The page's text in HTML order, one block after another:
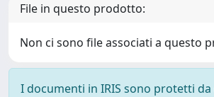
File in questo prodotto:
Non ci sono file associati a questo
I documenti in IRIS sono protetti